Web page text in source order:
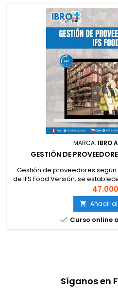
MARCA: IBRO
GESTIÓN DE
Gestión de proveedores según
de IFS Food Versión, se
se relacionan con materias
subcontratados. Con este
Resultado 1: Comprender los
materias primas y
 Añadir
 Curso online
Síganos en